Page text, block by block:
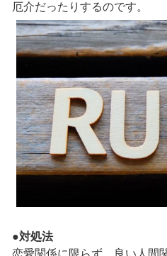
厄介だったりするのです。
●対処法
恋愛関係に限らず、良い人間